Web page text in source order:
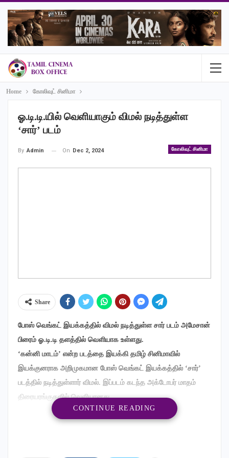
Home கோலிவுட் சினிமா
ஓ.டி.டி.யில் வெளியாகும் விமல் நடித்துள்ள
‘சார்’ படம்
கோலிவுட் சினிமா
By Admin On Dec 2, 2024
Share
போஸ் வெங்கட் இயக்கத்தில் விமல் நடித்துள்ள சார் படம் அமேசான்
பிரைம் ஓ.டி.டி தளத்தில் வெளியாக உள்ளது.
‘கன்னி மாடம்’ என்ற படத்தை இயக்கி தமிழ் சினிமாவில்
இயக்குனராக அறிமுகமான போஸ் வெங்கட் இயக்கத்தில் ‘சார்’
படத்தில் நடித்துள்ளார் விமல். இப்படம் கடந்த அக்டோபர் மாதம்
திரையரங்குகளில் வெளியானது.
இந்த படத்தில் விமல் உடன் இணைந்து சரவணன், விஜய் முருகன்,
CONTINUE READING